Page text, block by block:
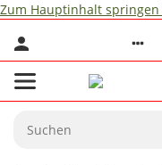
Zum Hauptinhalt springen